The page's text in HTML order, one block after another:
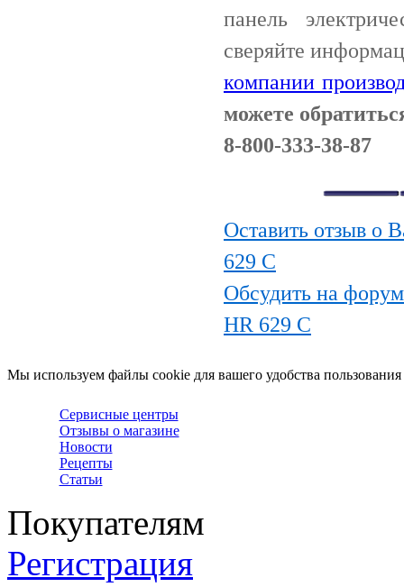
панель
сверяйте
компании
можете
8-800-333-38-87
Оставить отзыв о
629 C
Обсудить на
HR 629 C
Мы используем файлы cookie для вашего удобства
Сервисные центры
Отзывы о магазине
Новости
Рецепты
Статьи
Покупателям
Регистрация